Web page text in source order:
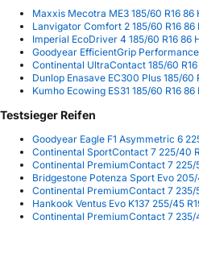
Maxxis Mecotra ME3 185/60 R16
Lanvigator Comfort 2 185/60 R16
Imperial EcoDriver 4 185/60 R16 86
Goodyear EfficientGrip
Continental UltraContact 185/60
Dunlop Enasave EC300 Plus 185/60
Kumho Ecowing ES31 185/60 R16
Testsieger Reifen
Goodyear Eagle F1 Asymmetric 6
Continental SportContact 7 225/40
Continental PremiumContact 7 225/
Bridgestone Potenza Sport Evo
Continental PremiumContact 7 235/
Hankook Ventus Evo K137 255/45
Continental PremiumContact 7 235/